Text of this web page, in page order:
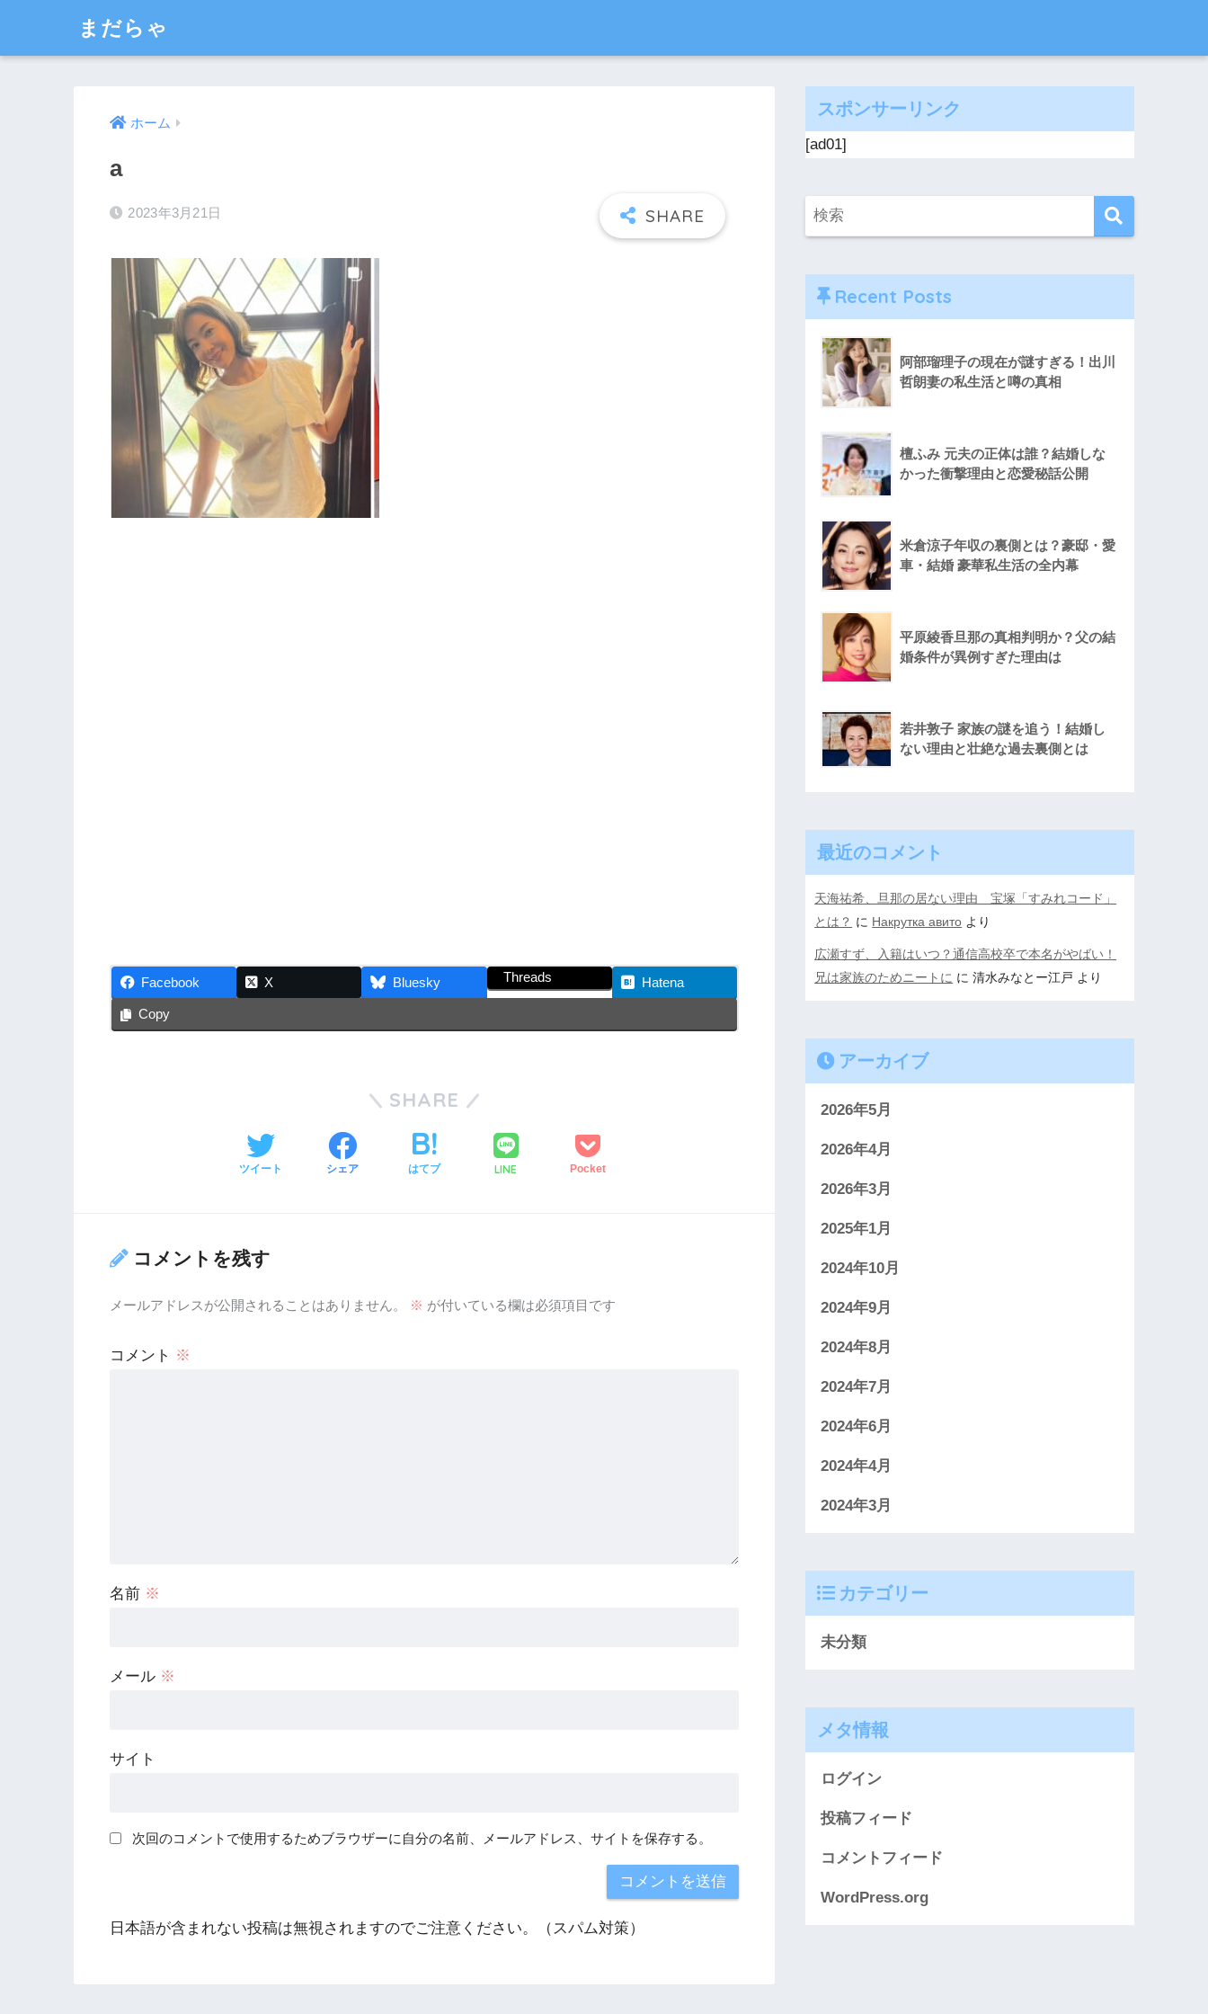
まだらゃ
ホーム
a
2023年3月21日
Facebook X Bluesky Threads Hatena
Copy
SHARE
ツイート シェア はてブ LINE Pocket
コメントを残す
メールアドレスが公開されることはありません。 ※ が付いている欄は必須項目です
コメント ※
名前 ※
メール ※
サイト
次回のコメントで使用するためブラウザーに自分の名前、メールアドレス、サイトを保存する。
日本語が含まれない投稿は無視されますのでご注意ください。（スパム対策）
スポンサーリンク
[ad01]
Recent Posts
阿部瑠理子の現在が謎すぎる！出川
哲朗妻の私生活と噂の真相
檀ふみ 元夫の正体は誰？結婚しな
かった衝撃理由と恋愛秘話公開
米倉涼子年収の裏側とは？豪邸・愛
車・結婚 豪華私生活の全内幕
平原綾香旦那の真相判明か？父の結
婚条件が異例すぎた理由は
若井敦子 家族の謎を追う！結婚し
ない理由と壮絶な過去裏側とは
最近のコメント
天海祐希、旦那の居ない理由 宝塚「すみれコード」
とは？ に Накрутка авито より
広瀬すず、入籍はいつ？通信高校卒で本名がやばい！
兄は家族のためニートに に清水みなとー江戸 より
アーカイブ
2026年5月
2026年4月
2026年3月
2025年1月
2024年10月
2024年9月
2024年8月
2024年7月
2024年6月
2024年4月
2024年3月
カテゴリー
未分類
メタ情報
ログイン
投稿フィード
コメントフィード
WordPress.org